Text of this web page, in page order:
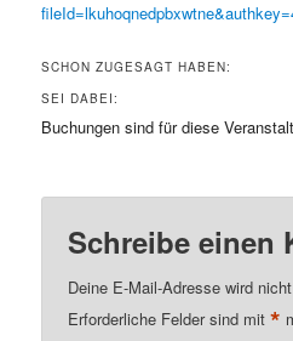
SCHON ZUGESAGT HABEN:
SEI DABEI:
Buchungen sind für diese
Schreibe einen
Deine E-Mail-Adresse wird
Erforderliche Felder sind mit*